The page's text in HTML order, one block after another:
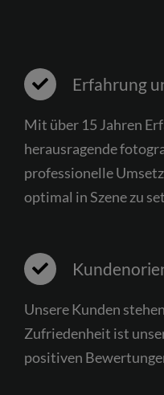
Erfahrung
Mit über 15 Jahren
herausragende
professionelle
optimal in Szene zu
Unsere Kunden
Zufriedenheit ist
positiven